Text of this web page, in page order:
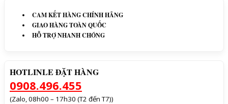
CAM KẾT HÀNG CHÍNH HÃNG
GIAO HÀNG TOÀN QUỐC
HỖ TRỢ NHANH CHÓNG
HOTLINLE ĐẶT HÀNG
0908.496.455
(Zalo, 08h00 – 17h30 (T2 đến T7))